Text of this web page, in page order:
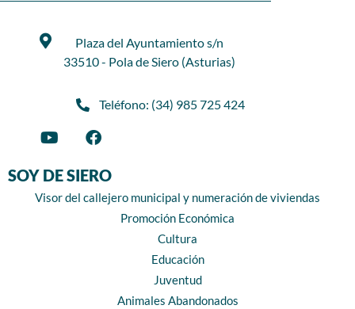
Plaza del Ayuntamiento s/n
33510 - Pola de Siero (Asturias)
Teléfono: (34) 985 725 424
SOY DE SIERO
Visor del callejero municipal y numeración de viviendas
Promoción Económica
Cultura
Educación
Juventud
Animales Abandonados